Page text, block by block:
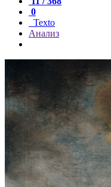
0
Texto
Анализ